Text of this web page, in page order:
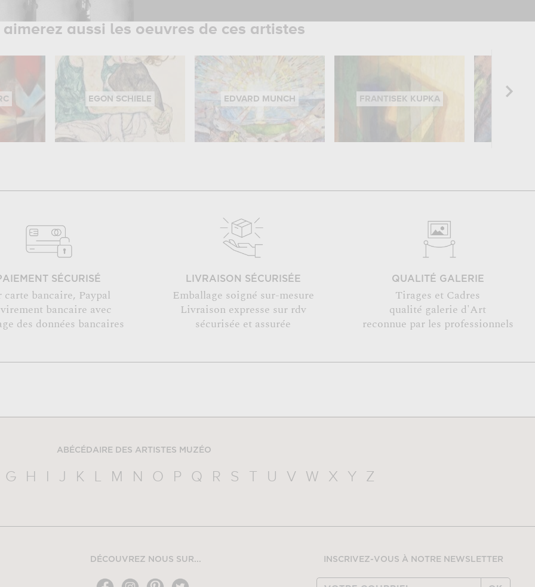
aimerez aussi les oeuvres de ces artistes
EGON SCHIELE EDVARD MUNCH FRANTISEK KUPKA OTTO
SÉCURISÉ
carte bancaire, Paypal
bancaire avec
des données bancaires
LIVRAISON SÉCURISÉE
Emballage soigné sur-mesure
Livraison expresse sur rdv
sécurisée et assurée
QUALITÉ GALERIE
Tirages et Cadres
qualité galerie d'Art
reconnue par les professionnels
ABÉCÉDAIRE DES ARTISTES MUZÉO
G H I J K L M N O P Q R S T U V W X Y Z
DÉCOUVREZ NOUS SUR... INSCRIVEZ-VOUS À NOTRE NEWSLETTER